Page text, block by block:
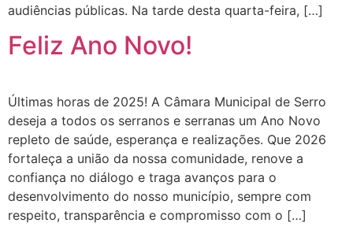
audiências públicas. Na tarde desta quarta-feira, […]
Feliz Ano Novo!
Últimas horas de 2025! A Câmara Municipal de Serro
deseja a todos os serranos e serranas um Ano Novo
repleto de saúde, esperança e realizações. Que 2026
fortaleça a união da nossa comunidade, renove a
confiança no diálogo e traga avanços para o
desenvolvimento do nosso município, sempre com
respeito, transparência e compromisso com o […]